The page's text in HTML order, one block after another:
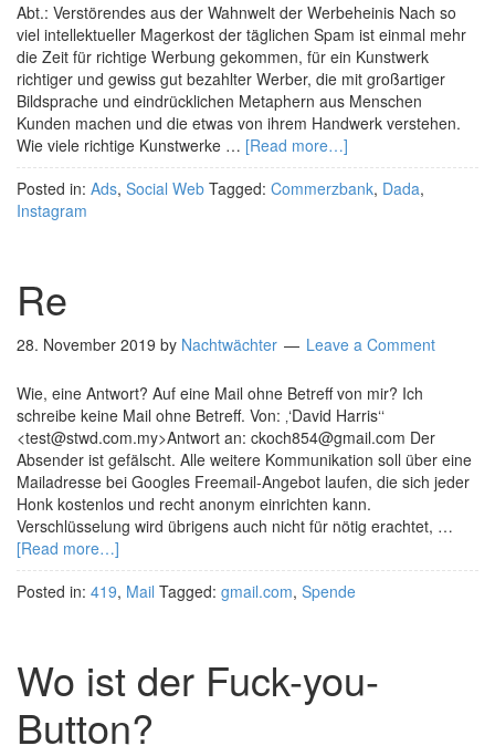
Abt.: Verstörendes aus der Wahnwelt der Werbeheinis Nach so
viel intellektueller Magerkost der täglichen Spam ist einmal mehr
die Zeit für richtige Werbung gekommen, für ein Kunstwerk
richtiger und gewiss gut bezahlter Werber, die mit großartiger
Bildsprache und eindrücklichen Metaphern aus Menschen
Kunden machen und die etwas von ihrem Handwerk verstehen.
Wie viele richtige Kunstwerke … [Read more…]
Posted in: Ads, Social Web Tagged: Commerzbank, Dada,
Instagram
Re
28. November 2019 by Nachtwächter Leave a Comment
Wie, eine Antwort? Auf eine Mail ohne Betreff von mir? Ich
schreibe keine Mail ohne Betreff. Von: ‚‘David Harris‘‘
<test@stwd.com.my>Antwort an: ckoch854@gmail.com Der
Absender ist gefälscht. Alle weitere Kommunikation soll über eine
Mailadresse bei Googles Freemail-Angebot laufen, die sich jeder
Honk kostenlos und recht anonym einrichten kann.
Verschlüsselung wird übrigens auch nicht für nötig erachtet, …
[Read more…]
Posted in: 419, Mail Tagged: gmail.com, Spende
Wo ist der Fuck-you-
Button?